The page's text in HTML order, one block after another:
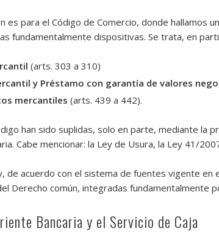
es para el Código de Comercio, donde hallamos
fundamentalmente dispositivas. Se trata, en
(arts. 303 a 310)
y Préstamo con garantía de valores
mercantiles (arts. 439 a 442).
han sido suplidas, solo en parte, mediante
Cabe mencionar: la Ley de Usura, la Ley 41/
de acuerdo con el sistema de fuentes vigente en
Derecho común, integradas fundamentalmente
Bancaria y el Servicio de Caja